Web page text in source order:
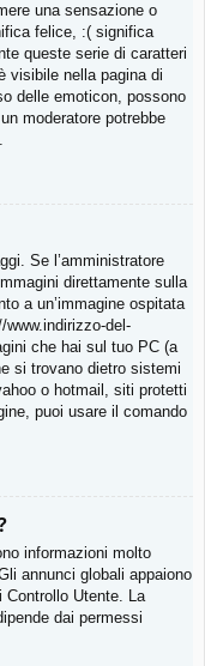
una sensazione o
felice, :( significa
queste serie di caratteri
visibile nella pagina di
delle emoticon, possono
moderatore potrebbe
Se l’amministratore
direttamente sulla
a un’immagine ospitata
del-
che hai sul tuo PC (a
si trovano dietro sistemi
o hotmail, siti protetti
puoi usare il comando
informazioni molto
annunci globali appaiono
Utente. La
dai permessi